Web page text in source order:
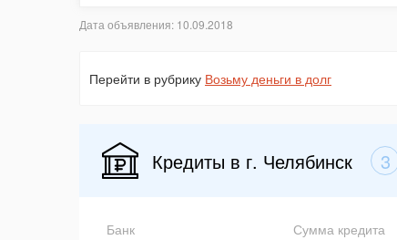
Дата объявления: 10.09.2018
Перейти в рубрику Возьму деньги в долг
Кредиты в г. Челябинск 3
Банк Сумма кредита